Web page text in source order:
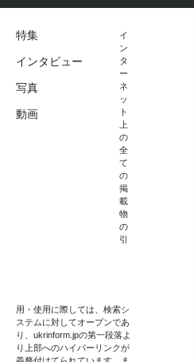
特集
インタビュー
写真
動画
イ
ン
タ
ー
ネ
ッ
ト
上
の
全
て
の
掲
載
物
の
引
用・使用に際しては、検索シ
ステムに対してオープンであ
り、ukrinform.jpの第一段落よ
り上部へのハイパーリンクが